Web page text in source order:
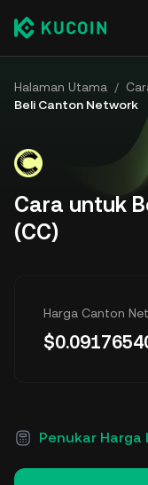
Halaman Utama /
Beli Canton Network
Cara untuk
(CC)
Harga Canton
$
Penukar Harga